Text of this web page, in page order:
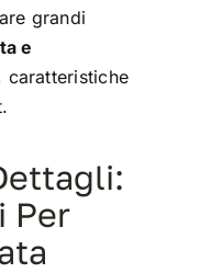
grandi
e
caratteristiche
Per